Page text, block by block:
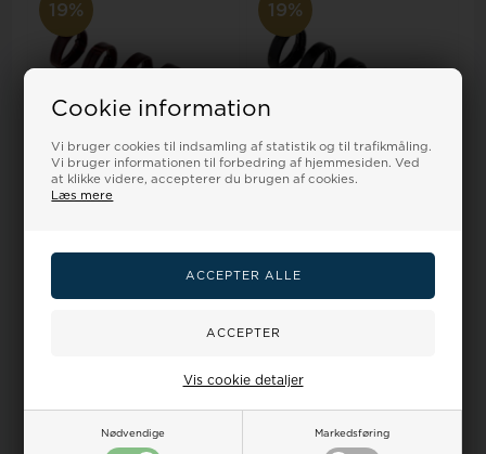
Cookie information
Vi bruger cookies til indsamling af statistik og til trafikmåling.
Vi bruger informationen til forbedring af hjemmesiden. Ved
at klikke videre, accepterer du brugen af cookies.
Læs mere
Nødvendige Markedsføring
Vis cookie detaljer
19%
VÆLG VARIANT
På Lager - 1-3 hverdage
19%
VÆLG VARIANT